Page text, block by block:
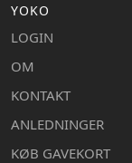
YOKO
LOGIN
OM
KONTAKT
ANLEDNINGER
KØB GAVEKORT